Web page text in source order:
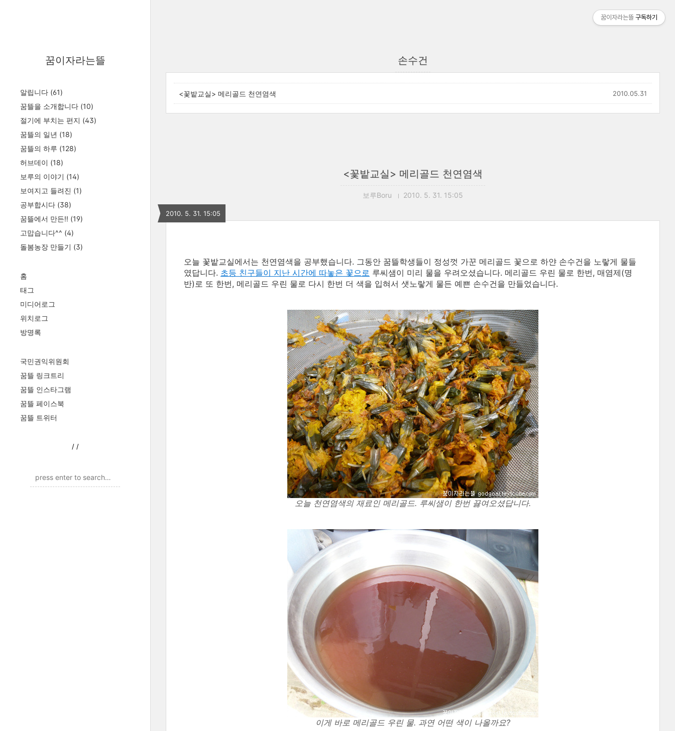
꿈이자라는뜰
알립니다 (61)
꿈뜰을 소개합니다 (10)
절기에 부치는 편지 (43)
꿈뜰의 일년 (18)
꿈뜰의 하루 (128)
허브데이 (18)
보루의 이야기 (14)
보여지고 들려진 (1)
공부합시다 (38)
꿈뜰에서 만든!! (19)
고맙습니다^^ (4)
돌봄농장 만들기 (3)
홈
태그
미디어로그
위치로그
방명록
국민권익위원회
꿈뜰 링크트리
꿈뜰 인스타그램
꿈뜰 페이스북
꿈뜰 트위터
/ /
손수건
<꽃밭교실> 메리골드 천연염색 2010.05.31
<꽃밭교실> 메리골드 천연염색
보루Boru 2010. 5. 31. 15:05
2010. 5. 31. 15:05
오늘 꽃밭교실에서는 천연염색을 공부했습니다. 그동안 꿈뜰학생들이 정성껏 가꾼 메리골드 꽃으로 하얀 손수건을 노랗게 물들
였답니다. 초등 친구들이 지난 시간에 따놓은 꽃으로 루씨샘이 미리 물을 우려오셨습니다. 메리골드 우린 물로 한번, 매염제(명
반)로 또 한번, 메리골드 우린 물로 다시 한번 더 색을 입혀서 샛노랗게 물든 예쁜 손수건을 만들었습니다.
오늘 천연염색의 재료인 메리골드. 루씨샘이 한번 끓여오셨답니다.
이게 바로 메리골드 우린 물. 과연 어떤 색이 나올까요?
꿈이자라는뜰 구독하기